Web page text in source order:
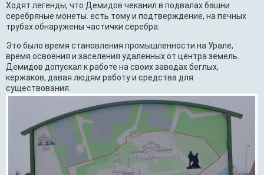
Ходят легенды, что Демидов чеканил в подвалах башни
серебряные монеты. есть тому и подтверждение, на печных
трубах обнаружены частички серебра.
Это было время становления промышленности на Урале,
время освоения и заселения удаленных от центра земель.
Демидов допускал к работе на своих заводах беглых,
кержаков, давая людям работу и средства для
существования.